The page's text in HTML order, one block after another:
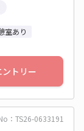
室あり
ントリー
：TS26-0633191